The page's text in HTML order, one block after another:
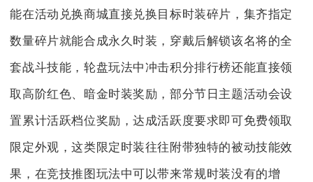
能在活动兑换商城直接兑换目标时装碎片，集齐指定
数量碎片就能合成永久时装，穿戴后解锁该名将的全
套战斗技能，轮盘玩法中冲击积分排行榜还能直接领
取高阶红色、暗金时装奖励，部分节日主题活动会设
置累计活跃档位奖励，达成活跃度要求即可免费领取
限定外观，这类限定时装往往附带独特的被动技能效
果，在竞技推图玩法中可以带来常规时装没有的增